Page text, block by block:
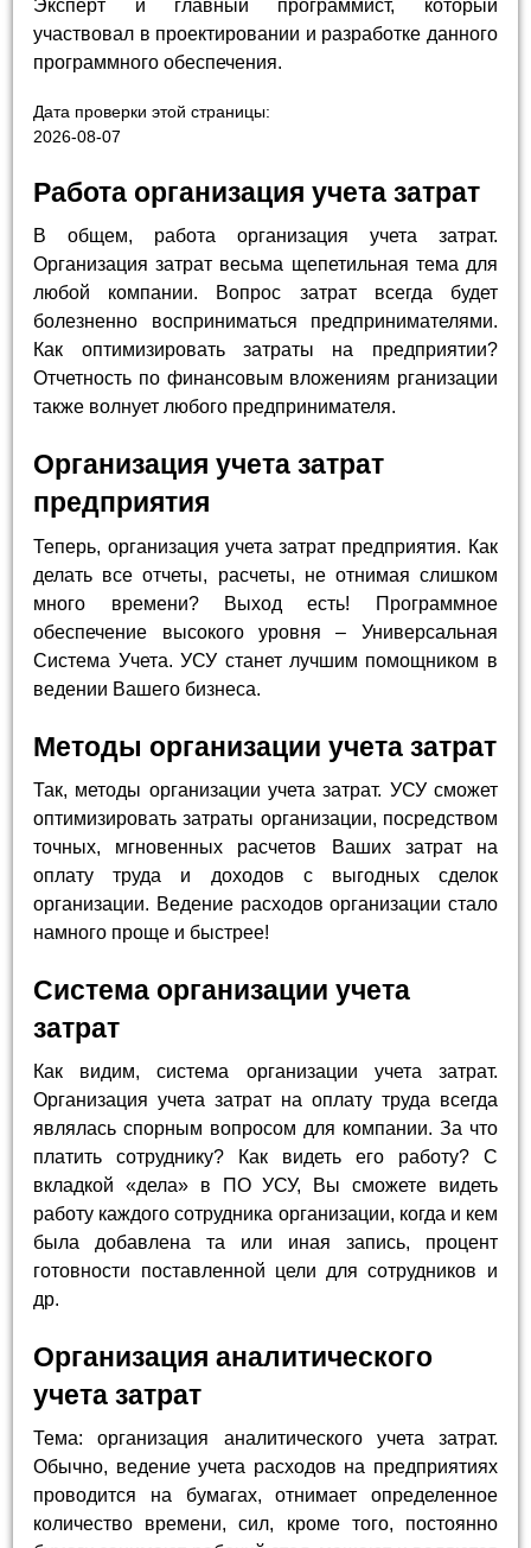
Эксперт и главный программист, который
участвовал в проектировании и разработке данного
программного обеспечения.
Дата проверки этой страницы:
2026-08-07
Работа организация учета затрат
В общем, работа организация учета затрат.
Организация затрат весьма щепетильная тема для
любой компании. Вопрос затрат всегда будет
болезненно восприниматься предпринимателями.
Как оптимизировать затраты на предприятии?
Отчетность по финансовым вложениям рганизации
также волнует любого предпринимателя.
Организация учета затрат
предприятия
Теперь, организация учета затрат предприятия. Как
делать все отчеты, расчеты, не отнимая слишком
много времени? Выход есть! Программное
обеспечение высокого уровня – Универсальная
Система Учета. УСУ станет лучшим помощником в
ведении Вашего бизнеса.
Методы организации учета затрат
Так, методы организации учета затрат. УСУ сможет
оптимизировать затраты организации, посредством
точных, мгновенных расчетов Ваших затрат на
оплату труда и доходов с выгодных сделок
организации. Ведение расходов организации стало
намного проще и быстрее!
Система организации учета
затрат
Как видим, система организации учета затрат.
Организация учета затрат на оплату труда всегда
являлась спорным вопросом для компании. За что
платить сотруднику? Как видеть его работу? С
вкладкой «дела» в ПО УСУ, Вы сможете видеть
работу каждого сотрудника организации, когда и кем
была добавлена та или иная запись, процент
готовности поставленной цели для сотрудников и
др.
Организация аналитического
учета затрат
Тема: организация аналитического учета затрат.
Обычно, ведение учета расходов на предприятиях
проводится на бумагах, отнимает определенное
количество времени, сил, кроме того, постоянно